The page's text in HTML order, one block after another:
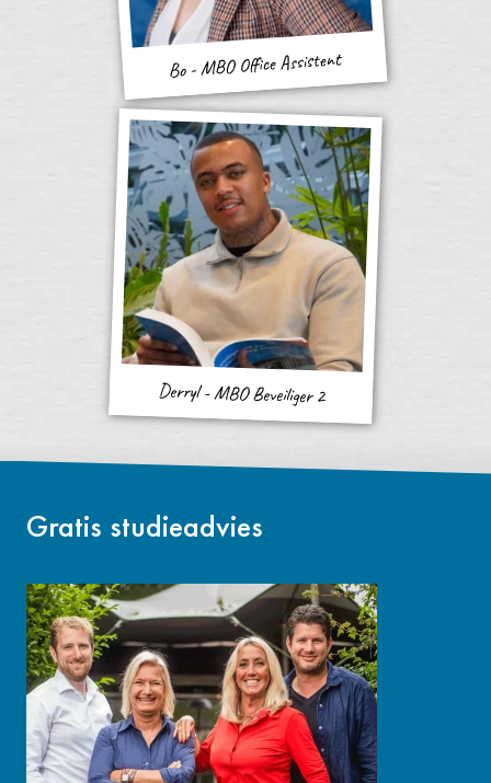
Bo - MBO Office Assistent
Derryl - MBO Beveiliger 2
Gratis studieadvies